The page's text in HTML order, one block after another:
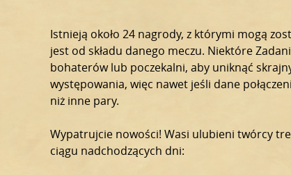
Istnieją około 24 nagrody, z którymi mogą
jest od składu danego meczu. Niektóre
bohaterów lub poczekalni, aby uniknąć
występowania, więc nawet jeśli dane
niż inne pary.
Wypatrujcie nowości! Wasi ulubieni twórcy
ciągu nadchodzących dni: